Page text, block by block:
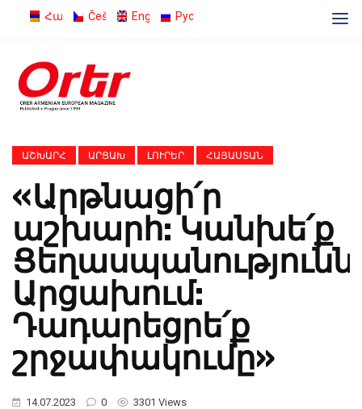
ՀայերենČeština English Русский
ԱՇԽԱՐՀ ԱՐՑԱԽ ԼՈՒՐԵՐ ՀԱՅԱՍՏԱՆ
«Արթնացի՛ր
աշխարհ: Կանխե՛ք
Ցեղասպանությունն
Արցախում:
Դադարեցրե՛ք
շրջափակումը»
14.07.2023 0 3301 Views